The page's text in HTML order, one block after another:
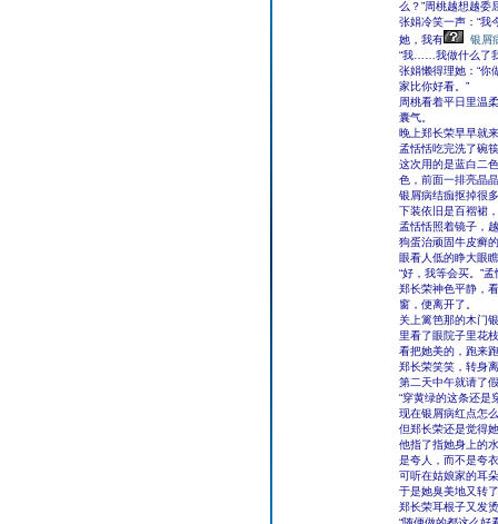
么？”周桃越想越委
张娟冷笑一声：“我
她，我有
银屑
“我……我做什么了
张娟懒得理她：“你
家比你好看。”
周桃看着平日里温
囊气。
晚上郑长荣早早就
孟恬恬吃完洗了碗
这次用的是蓝白二
色，前面一排亮晶
银屑病结痂抠掉很
下装依旧是百褶裙
孟恬恬照着镜子，
狗蛋治顽固牛皮癣
眼看人低的睁大眼
“好，我等会买。”
郑长荣神色平静，
窗，便离开了。
关上篱笆那的木门
里看了眼院子里花
看把她美的，跑来
郑长荣笑笑，转身
第二天中午就请了
“穿黄绿的这条还是
现在银屑病红点怎
但郑长荣还是觉得
他指了指她身上的
是夸人，而不是夸
可听在姑娘家的耳
于是她臭美地又转
郑长荣耳根子又发